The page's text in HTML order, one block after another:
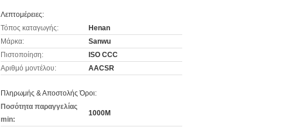
Λεπτομέρειες:
Τόπος καταγωγής:
Henan
Μάρκα:
Sanwu
Πιστοποίηση:
ISO CCC
Αριθμό μοντέλου:
AACSR
Πληρωμής & Αποστολής Όροι:
Ποσότητα παραγγελίας
min:
1000M